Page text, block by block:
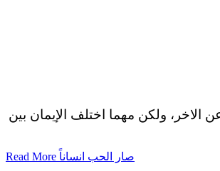
الاخر، ولكن مهما اختلف الإيمان بين
Read More صار الحب انساناً